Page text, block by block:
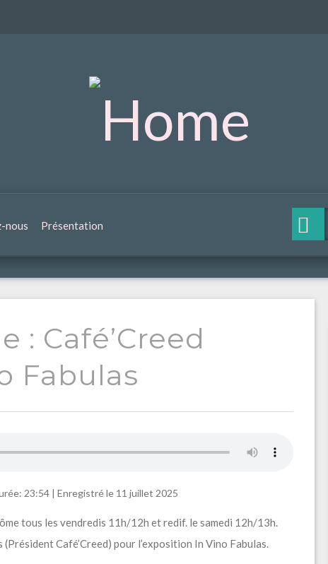
nous Présentation
: Café’Creed
Fabulas
23:54| Enregistré le 11 juillet 2025
tous les vendredis 11h/12h et redif. le samedi 12h/13h.
Café’Creed) pour l’exposition In Vino Fabulas.